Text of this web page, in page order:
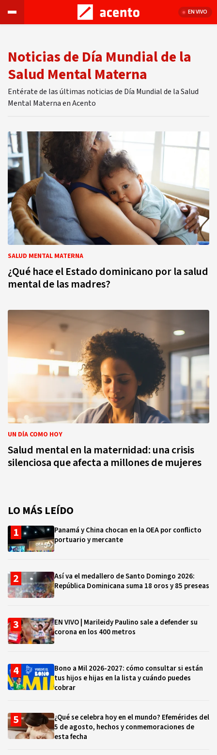
EN VIVO
Noticias de Día Mundial de la
Salud Mental Materna
Entérate de las últimas noticias de Día Mundial de la Salud
Mental Materna en Acento
SALUD MENTAL MATERNA
¿Qué hace el Estado dominicano por la salud
mental de las madres?
UN DÍA COMO HOY
Salud mental en la maternidad: una crisis
silenciosa que afecta a millones de mujeres
LO MÁS LEÍDO
Panamá y China chocan en la OEA por conflicto
portuario y mercante
Así va el medallero de Santo Domingo 2026:
República Dominicana suma 18 oros y 85 preseas
EN VIVO | Marileidy Paulino sale a defender su
corona en los 400 metros
Bono a Mil 2026-2027: cómo consultar si están
tus hijos e hijas en la lista y cuándo puedes
cobrar
¿Qué se celebra hoy en el mundo? Efemérides del
5 de agosto, hechos y conmemoraciones de
esta fecha